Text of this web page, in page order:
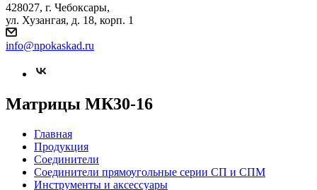
428027, г. Чебоксары,
ул. Хузангая, д. 18, корп. 1
info@npokaskad.ru
Матрицы МК30-16
Главная
Продукция
Соединители
Соединители прямоугольные серии СП и СПМ
Инструменты и аксессуары